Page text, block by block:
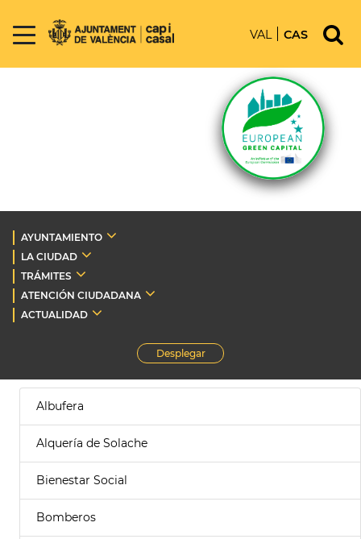
VAL CAS
AYUNTAMIENTO
LA CIUDAD
TRÁMITES
ATENCIÓN CIUDADANA
ACTUALIDAD
Desplegar
Albufera
Alquería de Solache
Bienestar Social
Bomberos